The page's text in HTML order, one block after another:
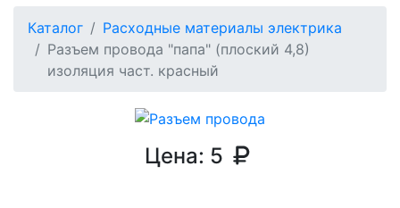
Каталог
Расходные материалы электрика
Разъем провода "папа" (плоский 4,8)
изоляция част. красный
Цена: 5